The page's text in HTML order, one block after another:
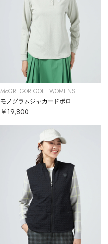
McGREGOR GOLF WOMENS
モノグラムジャカードポロ
￥19,800